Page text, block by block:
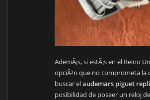
AdemÃ¡s, si estÃ¡s en el Reino
opciÃ³n que no comprometa la
buscar elaudemars piguet
posibilidad de poseer un reloj